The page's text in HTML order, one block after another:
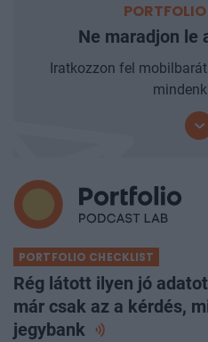
Ne maradjon le
Iratkozzon fel
PORTFOLIO CHECKLIST
Rég látott ilyen jó
már csak az a kérdés,
jegybank